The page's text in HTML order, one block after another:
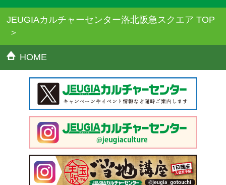
JEUGIAカルチャーセンター洛北阪急スクエア TOP
HOME